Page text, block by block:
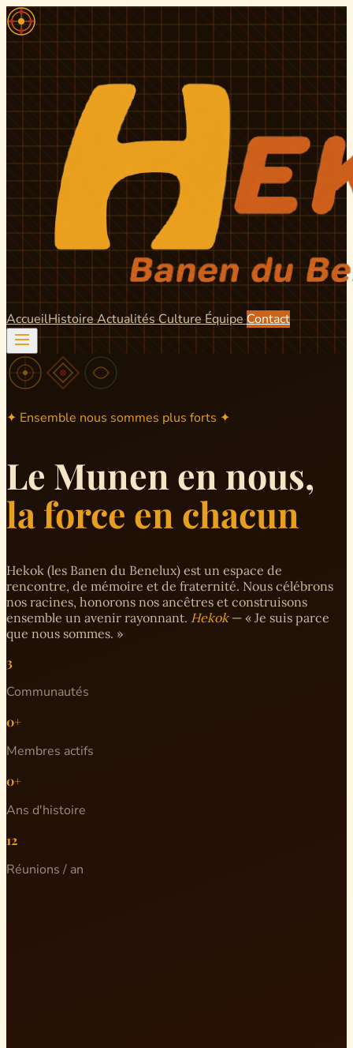
AccueilHistoire ActualitésCulture Équipe Contact
✦ Ensemble nous sommes plus forts ✦
Le Munen en nous,
la force en chacun
Hekok (les Banen du Benelux) est un espace de
rencontre, de mémoire et de fraternité. Nous célébrons
nos racines, honorons nos ancêtres et construisons
ensemble un avenir rayonnant. Hekok— « Je suis parce
que nous sommes. »
3
Communautés
0+
Membres actifs
0+
Ans d'histoire
12
Réunions / an